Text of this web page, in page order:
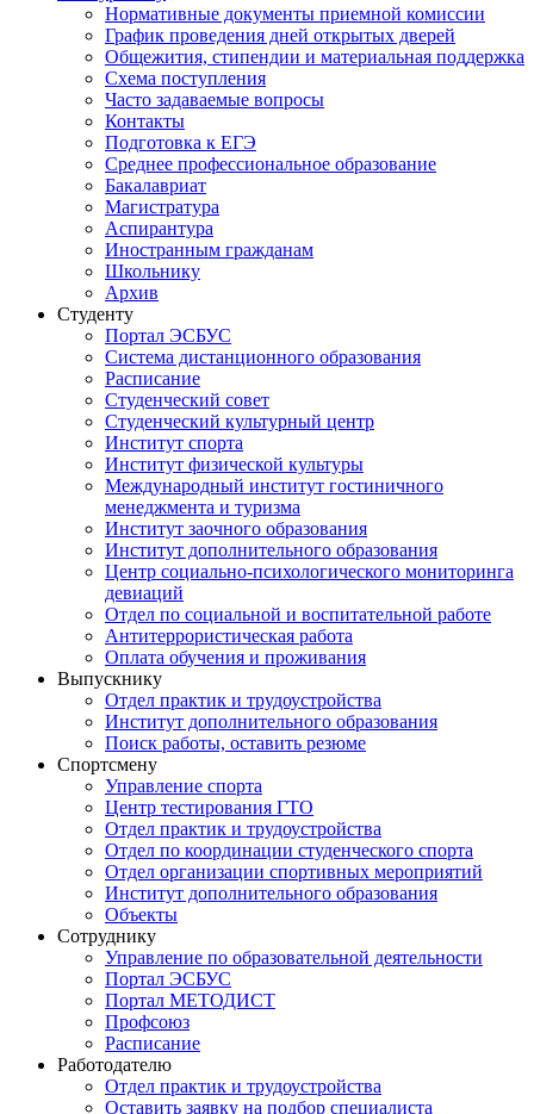
Нормативные документы приемной комиссии
График проведения дней открытых дверей
Общежития, стипендии и материальная поддержка
Схема поступления
Часто задаваемые вопросы
Контакты
Подготовка к ЕГЭ
Среднее профессиональное образование
Бакалавриат
Магистратура
Аспирантура
Иностранным гражданам
Школьнику
Архив
Студенту
Портал ЭСБУС
Система дистанционного образования
Расписание
Студенческий совет
Студенческий культурный центр
Институт спорта
Институт физической культуры
Международный институт гостиничного
менеджмента и туризма
Институт заочного образования
Институт дополнительного образования
Центр социально-психологического мониторинга
девиаций
Отдел по социальной и воспитательной работе
Антитеррористическая работа
Оплата обучения и проживания
Выпускнику
Отдел практик и трудоустройства
Институт дополнительного образования
Поиск работы, оставить резюме
Спортсмену
Управление спорта
Центр тестирования ГТО
Отдел практик и трудоустройства
Отдел по координации студенческого спорта
Отдел организации спортивных мероприятий
Институт дополнительного образования
Объекты
Сотруднику
Управление по образовательной деятельности
Портал ЭСБУС
Портал МЕТОДИСТ
Профсоюз
Расписание
Работодателю
Отдел практик и трудоустройства
Оставить заявку на подбор специалиста